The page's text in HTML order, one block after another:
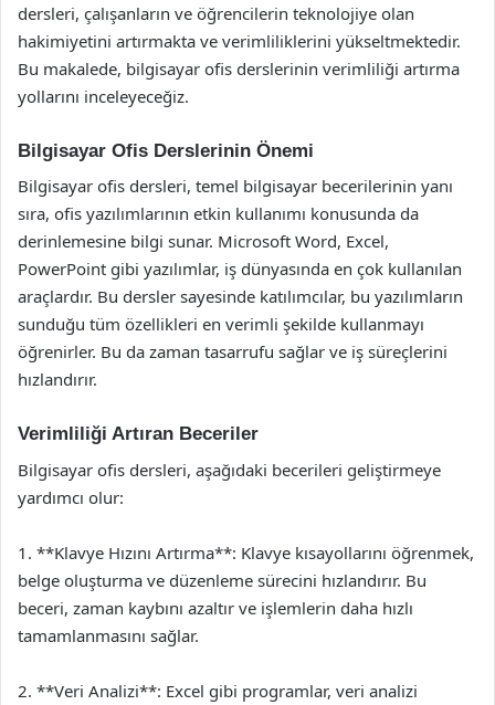
dersleri, çalışanların ve öğrencilerin teknolojiye olan
hakimiyetini artırmakta ve verimliliklerini yükseltmektedir.
Bu makalede, bilgisayar ofis derslerinin verimliliği artırma
yollarını inceleyeceğiz.
Bilgisayar Ofis Derslerinin Önemi
Bilgisayar ofis dersleri, temel bilgisayar becerilerinin yanı
sıra, ofis yazılımlarının etkin kullanımı konusunda da
derinlemesine bilgi sunar. Microsoft Word, Excel,
PowerPoint gibi yazılımlar, iş dünyasında en çok kullanılan
araçlardır. Bu dersler sayesinde katılımcılar, bu yazılımların
sunduğu tüm özellikleri en verimli şekilde kullanmayı
öğrenirler. Bu da zaman tasarrufu sağlar ve iş süreçlerini
hızlandırır.
Verimliliği Artıran Beceriler
Bilgisayar ofis dersleri, aşağıdaki becerileri geliştirmeye
yardımcı olur:
1. **Klavye Hızını Artırma**: Klavye kısayollarını öğrenmek,
belge oluşturma ve düzenleme sürecini hızlandırır. Bu
beceri, zaman kaybını azaltır ve işlemlerin daha hızlı
tamamlanmasını sağlar.
2. **Veri Analizi**: Excel gibi programlar, veri analizi